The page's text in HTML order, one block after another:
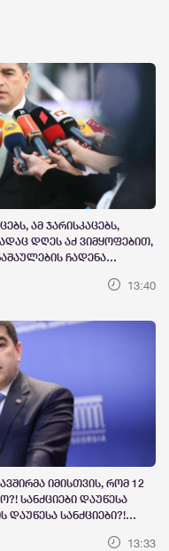
ამ ჯარისკაცებს,
დღეს აქ ვიმყოფებით,
ჩადენა
13:40
იმისთვის, რომ 12
სანქციები დაუწესა
დაუწესა სანქციები?!
13:33